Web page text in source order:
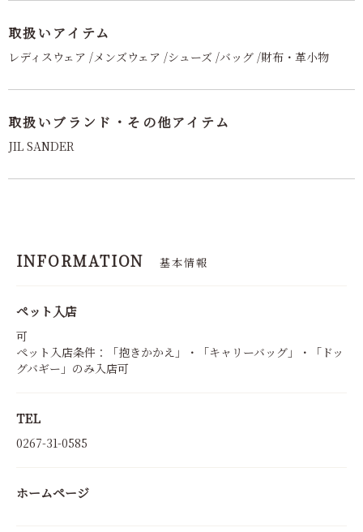
取扱いアイテム
レディスウェア /メンズウェア /シューズ /バッグ /財布・革小物
取扱いブランド・その他アイテム
JIL SANDER
INFORMATION 基本情報
ペット入店
可
ペット入店条件：「抱きかかえ」・「キャリーバッグ」・「ドッ
グバギー」のみ入店可
TEL
0267-31-0585
ホームページ